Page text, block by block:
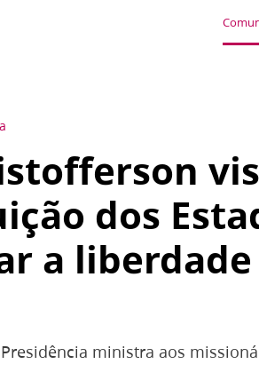
dos
a
ministra aos